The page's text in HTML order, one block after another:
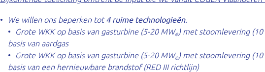
We willen ons beperken tot4 ruime technologieën.
Grote WKK op basis van gasturbine (5-20 MWe) met stoomlevering
basis van aardgas
Grote WKK op basis van gasturbine (5-20 MWe) met stoomlevering
basis van een hernieuwbare brandstof (RED III richtlijn)